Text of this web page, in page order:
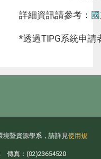
詳細資訊請參考：
*透過TIPG系統申請
境暨資源學系，請詳見使用規
傳真：(02)23654520